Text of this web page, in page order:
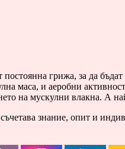
грижа, за да
маса, и аеробни
на мускулни влакна. А
знание, опит и